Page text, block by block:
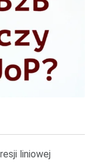
liniowej